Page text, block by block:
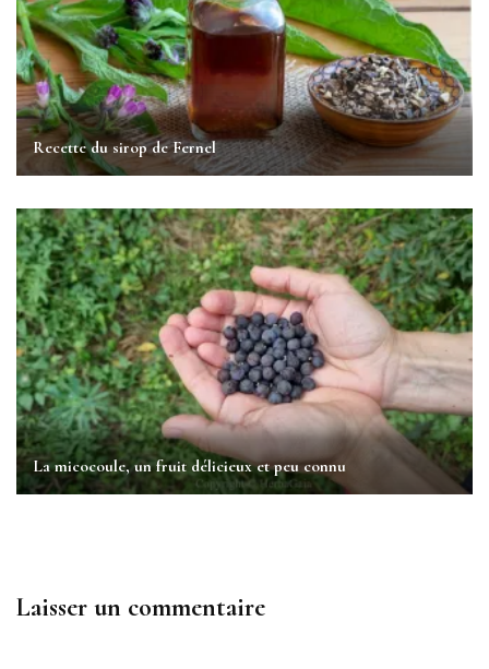
Recette du sirop de Fernel
La micocoule, un fruit délicieux et peu connu
Laisser un commentaire